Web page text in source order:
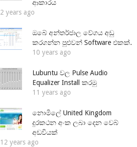
ආකාරය
2 years ago
ඔබේ අන්තර්ජාල වේගය අඩු
කරගන්න පුළුවන් Software එකක්.
10 years ago
Lubuntu වල Pulse Audio
Equalizer Install කරමු
11 years ago
නොමිලේ United Kingdom
දුරකථන අංක ලබා දෙන වෙබ්
අඩවියක්
12 years ago